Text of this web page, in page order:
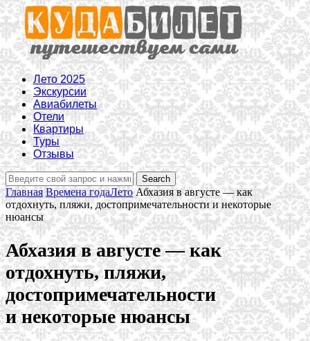
Лето 2025
Экскурсии
Авиабилеты
Отели
Квартиры
Туры
Отзывы
Главная Времена годаЛето Абхазия в августе — как
отдохнуть, пляжи, достопримечательности и некоторые
нюансы
Абхазия в августе — как
отдохнуть, пляжи,
достопримечательности
и некоторые нюансы